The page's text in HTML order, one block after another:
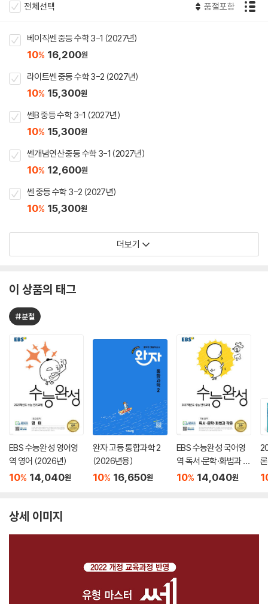
전체선택 품절포함
베이직쎈 중등 수학 3-1 (2027년)
10% 16,200원
라이트쎈 중등 수학 3-2 (2027년)
10% 15,300원
쎈B 중등 수학 3-1 (2027년)
10% 15,300원
쎈개념연산 중등 수학 3-1 (2027년)
10% 12,600원
쎈 중등 수학 3-2 (2027년)
10% 15,300원
더보기
이 상품의 태그
#분철
EBS 수능완성 영어영
역 영어 (2026년)
10% 14,040원
완자 고등 통합과학 2
(2026년용)
10% 16,650원
EBS 수능완성 국어영
역 독서·문학·화법과 작
문 (2026년)
10% 14,040원
(
상세 이미지